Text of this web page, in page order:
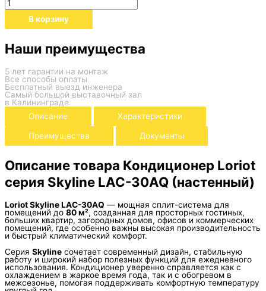
В корзину
Наши преимущества
5 лет гарантии на монтаж
Все способы оплаты
Бесплатный выезд инженера
Самый большой выставочный зал
в Калининграде
Описание
Характеристики
Преимущества Документы
Описание товара Кондиционер Loriot
серия Skyline LAC-30AQ (настенный)
Loriot Skyline LAC-30AQ — мощная сплит-система для
помещений до 80 м², созданная для просторных гостиных,
больших квартир, загородных домов, офисов и коммерческих
помещений, где особенно важны высокая производительность
и быстрый климатический комфорт.
Серия Skyline сочетает современный дизайн, стабильную
работу и широкий набор полезных функций для ежедневного
использования. Кондиционер уверенно справляется как с
охлаждением в жаркое время года, так и с обогревом в
межсезонье, помогая поддерживать комфортную температуру